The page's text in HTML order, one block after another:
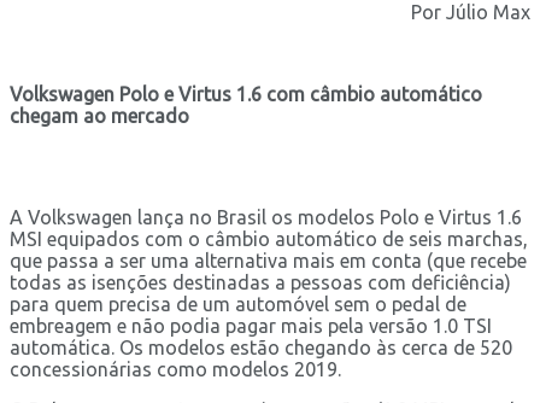
Por Júlio Max
Volkswagen Polo e Virtus 1.6 com câmbio automático
chegam ao mercado
A Volkswagen lança no Brasil os modelos Polo e Virtus 1.6
MSI equipados com o câmbio automático de seis marchas,
que passa a ser uma alternativa mais em conta (que recebe
todas as isenções destinadas a pessoas com deficiência)
para quem precisa de um automóvel sem o pedal de
embreagem e não podia pagar mais pela versão 1.0 TSI
automática. Os modelos estão chegando às cerca de 520
concessionárias como modelos 2019.